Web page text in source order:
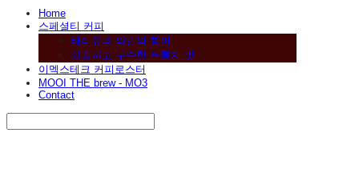
Home
스페셜티 커피
베리류와 와인의 향미
깔끔하고 구수한 누룽지 맛
이멕스테크 커피로스터
MOOI THE brew - MO3
Contact